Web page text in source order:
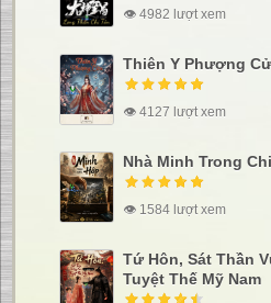
👁 4982 lượt xem
Thiên Y Phượng
👁 4127 lượt xem
Nhà Minh Trong
👁 1584 lượt xem
Tứ Hôn, Sát Thần
Tuyệt Thế Mỹ Nam